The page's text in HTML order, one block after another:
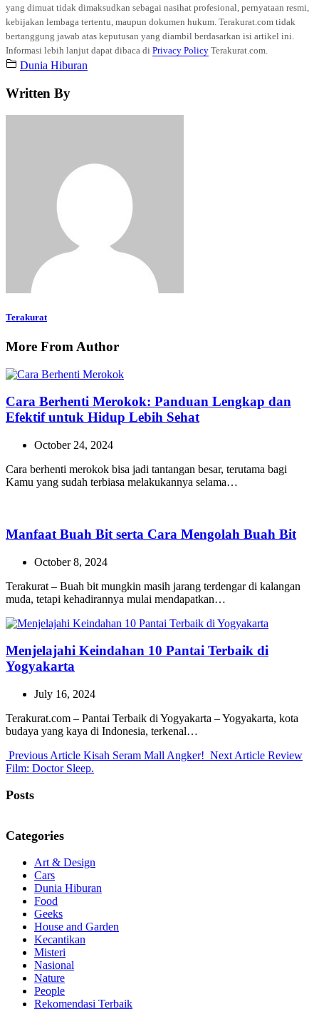
yang dimuat tidak dimaksudkan sebagai nasihat profesional, pernyataan resmi,
kebijakan lembaga tertentu, maupun dokumen hukum. Terakurat.com tidak
bertanggung jawab atas keputusan yang diambil berdasarkan isi artikel ini.
Informasi lebih lanjut dapat dibaca di Privacy Policy Terakurat.com.
Dunia Hiburan
Written By
Terakurat
More From Author
Cara Berhenti Merokok: Panduan Lengkap dan
Efektif untuk Hidup Lebih Sehat
October 24, 2024
Cara berhenti merokok bisa jadi tantangan besar, terutama bagi
Kamu yang sudah terbiasa melakukannya selama…
Manfaat Buah Bit serta Cara Mengolah Buah Bit
October 8, 2024
Terakurat – Buah bit mungkin masih jarang terdengar di kalangan
muda, tetapi kehadirannya mulai mendapatkan…
Menjelajahi Keindahan 10 Pantai Terbaik di
Yogyakarta
July 16, 2024
Terakurat.com – Pantai Terbaik di Yogyakarta – Yogyakarta, kota
budaya yang kaya di Indonesia, terkenal…
Previous Article Previous
Post:
Kisah Seram Mall Angker! Next Article Next
Review
Film: Doctor Sleep.
Posts
Categories
Art & Design
Cars
Dunia Hiburan
Food
Geeks
House and Garden
Kecantikan
Misteri
Nasional
Nature
People
Rekomendasi Terbaik